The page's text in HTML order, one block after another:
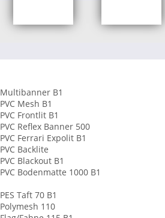
Multibanner B1
PVC Mesh B1
PVC Frontlit B1
PVC Reflex Banner 500
PVC Ferrari Expolit B1
PVC Backlite
PVC Blackout B1
PVC Bodenmatte 1000 B1
PES Taft 70 B1
Polymesh 110